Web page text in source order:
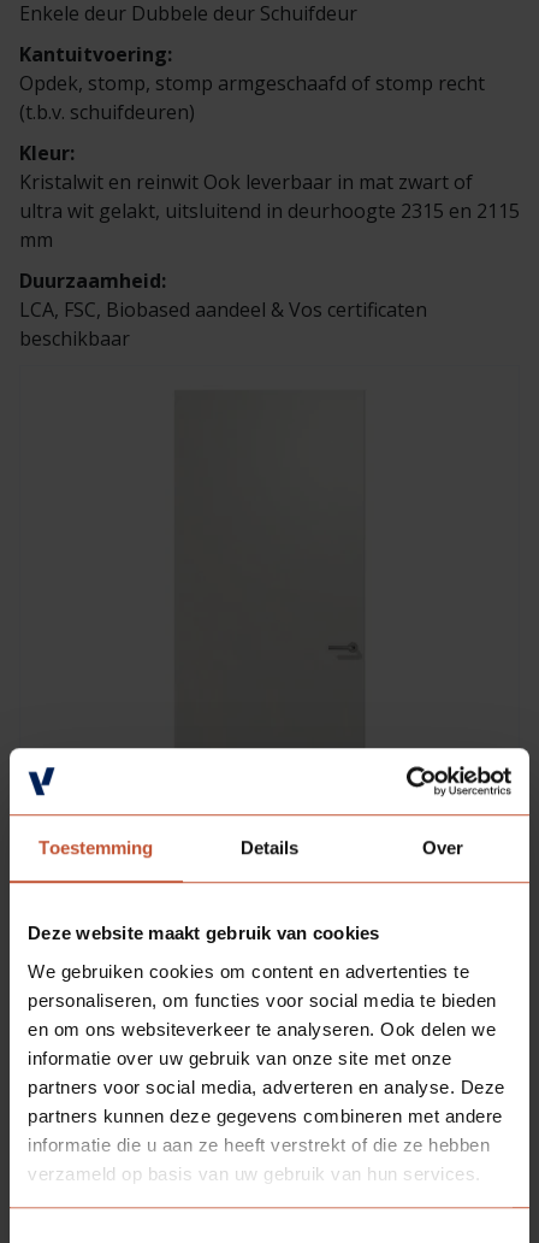
Toestemming Details Over
Deze website maakt gebruik van cookies
We gebruiken cookies om content en advertenties te
personaliseren, om functies voor social media te bieden
en om ons websiteverkeer te analyseren. Ook delen we
informatie over uw gebruik van onze site met onze
partners voor social media, adverteren en analyse. Deze
partners kunnen deze gegevens combineren met andere
informatie die u aan ze heeft verstrekt of die ze hebben
verzameld op basis van uw gebruik van hun services.
Enkele deur Dubbele deur Schuifdeur
Kantuitvoering:
Opdek, stomp, stomp armgeschaafd of stomp recht
(t.b.v. schuifdeuren)
Kleur:
Kristalwit en reinwit Ook leverbaar in mat zwart of
ultra wit gelakt, uitsluitend in deurhoogte 2315 en 2115
mm
Duurzaamheid:
LCA, FSC, Biobased aandeel & Vos certificaten
beschikbaar
DOWNLOADS
Technische informatie
Bestektekst - Opdek
Technische tekening - Opdek
Bestektekst - Opdek open trap